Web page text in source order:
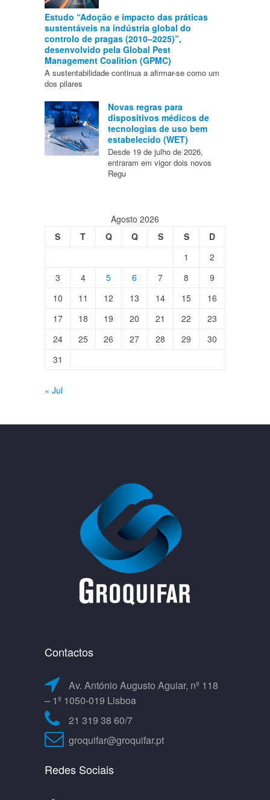
Estudo “Adoção e impacto das práticas
sustentáveis na indústria global do
controlo de pragas (2010–2025)”,
desenvolvido pela Global Pest
Management Coalition (GPMC)
A sustentabilidade continua a afirmar-se como um
dos pilares
Novas regras para
dispositivos médicos de
tecnologias de uso bem
estabelecido (WET)
Desde 19 de julho de 2026,
entraram em vigor dois novos
Regu
Agosto 2026
S
T Q Q S S
D
1
2
3
4 5 6 7 8
9
10
11 12 13 14 15
16
17
18 19 20 21 22
23
24
25 26 27 28 29
30
31
« Jul
Contactos
Av. António Augusto Aguiar, nº 118
– 1º 1050-019 Lisboa
21 319 38 60/7
groquifar@groquifar.pt
Redes Sociais